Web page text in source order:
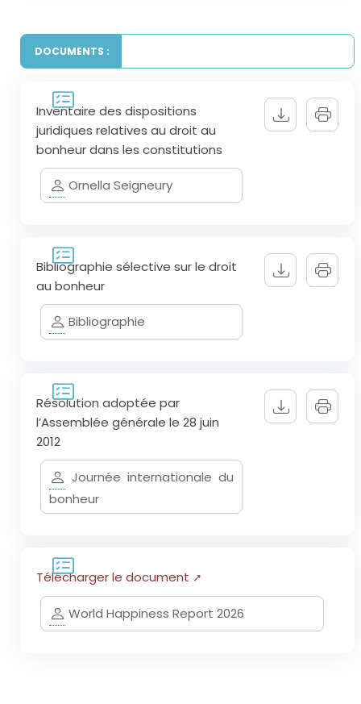
DOCUMENTS :
Inventaire des dispositions
juridiques relatives au droit au
bonheur dans les constitutions
Ornella Seigneury
Bibliographie sélective sur le droit
au bonheur
Bibliographie
Résolution adoptée par
l’Assemblée générale le 28 juin
2012
Journée internationale du
bonheur
Télécharger le document
World Happiness Report 2026